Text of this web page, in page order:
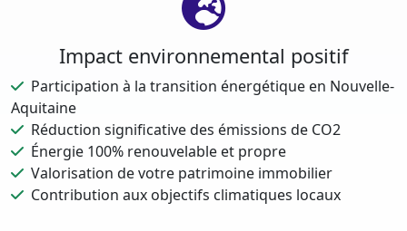
Impact environnemental positif
Participation à la transition énergétique en Nouvelle-
Aquitaine
Réduction significative des émissions de CO2
Énergie 100% renouvelable et propre
Valorisation de votre patrimoine immobilier
Contribution aux objectifs climatiques locaux